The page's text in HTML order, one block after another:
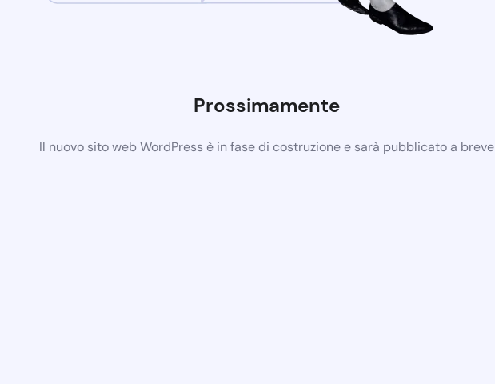
Prossimamente
Il nuovo sito web WordPress è in fase di costruzione e sarà pubblicato a breve